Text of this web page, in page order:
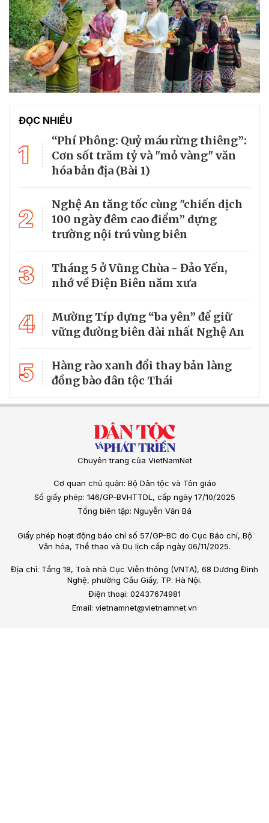
ĐỌC NHIỀU
1
“Phí Phông: Quỷ máu rừng thiêng”:
Cơn sốt trăm tỷ và "mỏ vàng" văn
hóa bản địa (Bài 1)
2
Nghệ An tăng tốc cùng "chiến dịch
100 ngày đêm cao điểm” dựng
trường nội trú vùng biên
3
Tháng 5 ở Vũng Chùa - Đảo Yến,
nhớ về Điện Biên năm xưa
4
Mường Típ dựng “ba yên” để giữ
vững đường biên dài nhất Nghệ An
5
Hàng rào xanh đổi thay bản làng
đồng bào dân tộc Thái
Chuyên trang của VietNamNet
Cơ quan chủ quản: Bộ Dân tộc và Tôn giáo
Số giấy phép: 146/GP-BVHTTDL, cấp ngày 17/10/2025
Tổng biên tập: Nguyễn Văn Bá
Giấy phép hoạt động báo chí số 57/GP-BC do Cục Báo chí, Bộ
Văn hóa, Thể thao và Du lịch cấp ngày 06/11/2025.
Địa chỉ: Tầng 18, Toà nhà Cục Viễn thông (VNTA), 68 Dương Đình
Nghệ, phường Cầu Giấy, TP. Hà Nội.
Điện thoại: 02437674981
Email: vietnamnet@vietnamnet.vn